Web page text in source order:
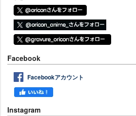
Facebook
Facebookアカウント
Instagram